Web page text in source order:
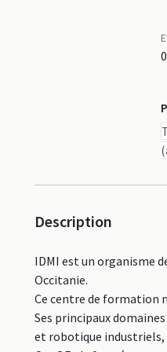
0
Description
IDMI est un organisme
Occitanie.
Ce centre de formation
Ses principaux
et robotique